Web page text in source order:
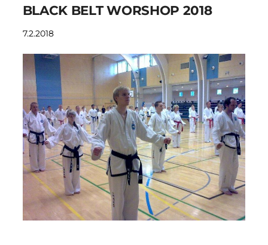
BLACK BELT WORSHOP 2018
7.2.2018